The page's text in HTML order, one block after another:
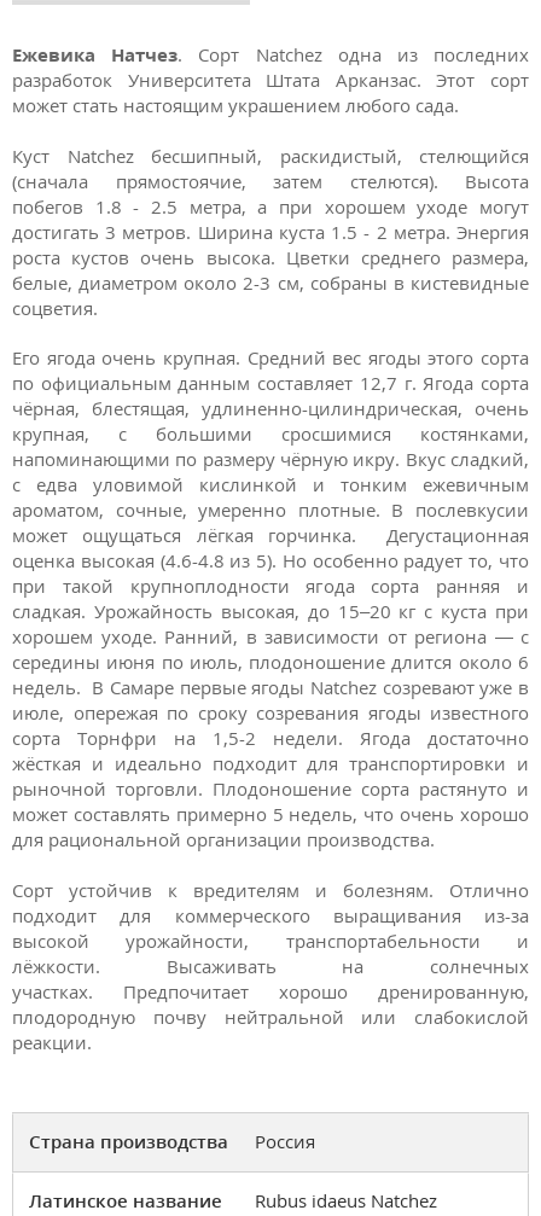
Ежевика Натчез. Сорт Natchez одна из последних
разработок Университета Штата Арканзас. Этот сорт
может стать настоящим украшением любого сада.
Куст Natchez бесшипный, раскидистый, стелющийся
(сначала прямостоячие, затем стелются). Высота
побегов 1.8 - 2.5 метра, а при хорошем уходе могут
достигать 3 метров. Ширина куста 1.5 - 2 метра. Энергия
роста кустов очень высока. Цветки среднего размера,
белые, диаметром около 2-3 см, собраны в кистевидные
соцветия.
Его ягода очень крупная. Средний вес ягоды этого сорта
по официальным данным составляет 12,7 г. Ягода сорта
чёрная, блестящая, удлиненно-цилиндрическая, очень
крупная, с большими сросшимися костянками,
напоминающими по размеру чёрную икру. Вкус сладкий,
с едва уловимой кислинкой и тонким ежевичным
ароматом, сочные, умеренно плотные. В послевкусии
может ощущаться лёгкая горчинка. Дегустационная
оценка высокая (4.6-4.8 из 5). Но особенно радует то, что
при такой крупноплодности ягода сорта ранняя и
сладкая. Урожайность высокая, до 15–20 кг с куста при
хорошем уходе. Ранний, в зависимости от региона — с
середины июня по июль, плодоношение длится около 6
недель. В Самаре первые ягоды Natchez созревают уже в
июле, опережая по сроку созревания ягоды известного
сорта Торнфри на 1,5-2 недели. Ягода достаточно
жёсткая и идеально подходит для транспортировки и
рыночной торговли. Плодоношение сорта растянуто и
может составлять примерно 5 недель, что очень хорошо
для рациональной организации производства.
Сорт устойчив к вредителям и болезням. Отлично
подходит для коммерческого выращивания из-за
высокой урожайности, транспортабельности и
лёжкости. Высаживать на солнечных
участках. Предпочитает хорошо дренированную,
плодородную почву нейтральной или слабокислой
реакции.
Страна производства Россия
Латинское название Rubus idaeus Natchez